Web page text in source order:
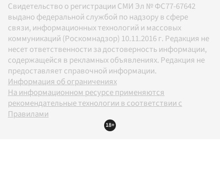
Свидетельство о регистрации СМИ Эл № ФС77-67642
выдано федеральной службой по надзору в сфере
связи, информационных технологий и массовых
коммуникаций (Роскомнадзор) 10.11.2016 г. Редакция не
несет ответственности за достоверность информации,
содержащейся в рекламных объявлениях. Редакция не
предоставляет справочной информации.
Информация об ограничениях
На информационном ресурсе применяются
рекомендательные технологии в соответствии с
Правилами
18+